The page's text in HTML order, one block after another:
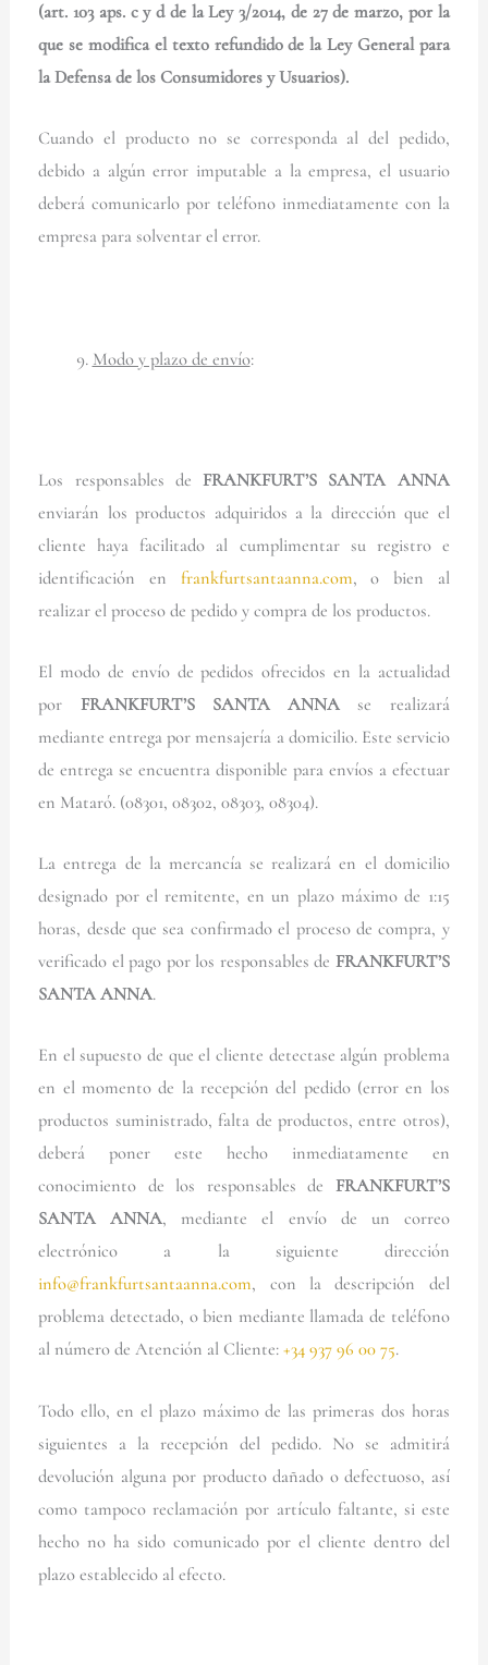
(art. 103 aps. c y d de la Ley 3/2014, de 27 de marzo, por la
que se modifica el texto refundido de la Ley General para
la Defensa de los Consumidores y Usuarios).
Cuando el producto no se corresponda al del pedido,
debido a algún error imputable a la empresa, el usuario
deberá comunicarlo por teléfono inmediatamente con la
empresa para solventar el error.
Modo y plazo de envío:
Los responsables deFRANKFURT’S SANTA ANNA
enviarán los productos adquiridos a la dirección que el
cliente haya facilitado al cumplimentar su registro e
identificación en frankfurtsantaanna.com, o bien al
realizar el proceso de pedido y compra de los productos.
El modo de envío de pedidos ofrecidos en la actualidad
por FRANKFURT’S SANTA ANNA se realizará
mediante entrega por mensajería a domicilio. Este servicio
de entrega se encuentra disponible para envíos a efectuar
en Mataró. (08301, 08302, 08303, 08304).
La entrega de la mercancía se realizará en el domicilio
designado por el remitente, en un plazo máximo de 1:15
horas, desde que sea confirmado el proceso de compra, y
verificado el pago por los responsables de FRANKFURT’S
SANTA ANNA.
En el supuesto de que el cliente detectase algún problema
en el momento de la recepción del pedido (error en los
productos suministrado, falta de productos, entre otros),
deberá poner este hecho inmediatamente en
conocimiento de los responsables de FRANKFURT’S
SANTA ANNA, mediante el envío de un correo
electrónico a la siguiente dirección
info@frankfurtsantaanna.com, con la descripción del
problema detectado, o bien mediante llamada de teléfono
al número de Atención al Cliente:+34 937 96 00 75.
Todo ello, en el plazo máximo de las primeras dos horas
siguientes a la recepción del pedido. No se admitirá
devolución alguna por producto dañado o defectuoso, así
como tampoco reclamación por artículo faltante, si este
hecho no ha sido comunicado por el cliente dentro del
plazo establecido al efecto.